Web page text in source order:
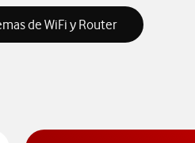
de WiFi y Router